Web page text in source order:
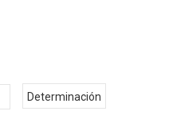
Determinación